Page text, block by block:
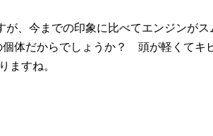
です。やはり深いと...
が、今までの印象に比べてエンジンが
体だからでしょうか？ 頭が軽くてキ
ますね。